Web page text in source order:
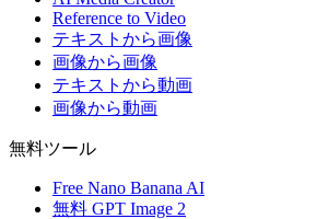
Reference to Video
テキストから画像
画像から画像
テキストから動画
画像から動画
無料ツール
Free Nano Banana AI
無料 GPT Image 2